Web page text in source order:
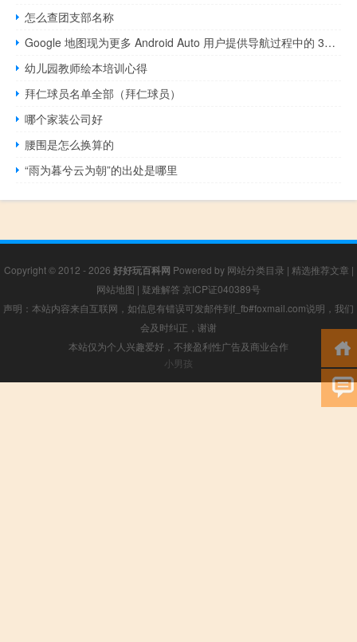
怎么查团支部名称
Google 地图现为更多 Android Auto 用户提供导航过程中的 3D 建筑物
幼儿园教师绘本培训心得
拜仁球员名单全部（拜仁球员）
哪个家装公司好
腰围是怎么换算的
“雨为暮兮云为朝”的出处是哪里
Copyright © 2012 - 2026 好好玩百科网 Powered by 网站分类目录 | 精选推荐文章 |
网站地图 | 疑难解答 京ICP证040389号
声明：本站内容来自互联网，如信息有错误可发邮件到f_fb#foxmail.com说明，我们
会及时纠正，谢谢
本站仅为个人兴趣爱好，不接盈利性广告及商业合作
小男孩